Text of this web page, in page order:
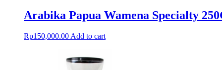
Arabika Papua Wamena Specialty
Rp150,000.00 Add to cart